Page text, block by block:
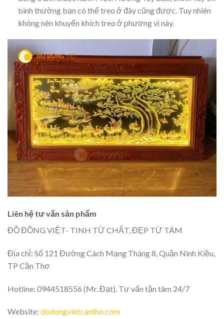
bình thường bạn có thể treo ở đây cũng được. Tuy nhiên
không nên khuyến khích treo ở phương vị này.
Liên hệ tư vấn sản phẩm
ĐỒ ĐỒNG VIỆT- TINH TỪ CHẤT, ĐẸP TỪ TÂM
Địa chỉ: Số 121 Đường Cách Mạng Tháng 8, Quận Ninh Kiều,
TP Cần Thơ
Hotline: 0944518556 (Mr. Đạt). Tư vấn tận tâm 24/7
Website: dodongvietcantho.com